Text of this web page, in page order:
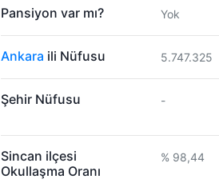
Pansiyon var mı? Yok
Ankara ili Nüfusu 5.747.325
Şehir Nüfusu -
Sincan ilçesi
Okullaşma Oranı
% 98,44